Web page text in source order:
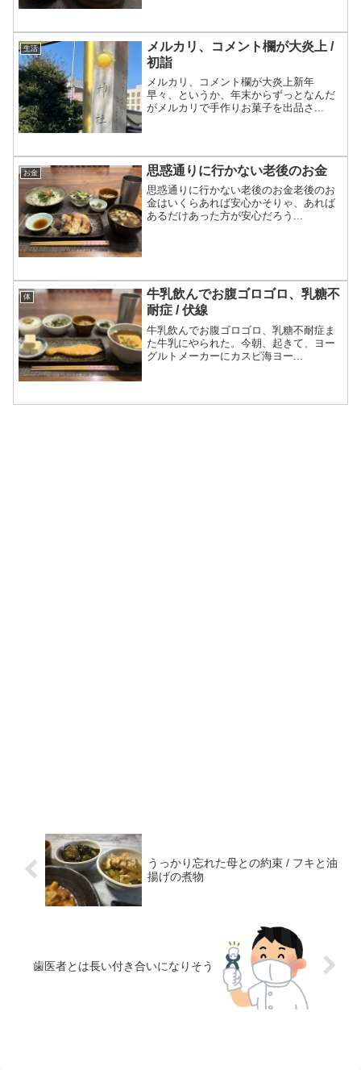
生活
メルカリ、コメント欄が大炎上 /
初詣
メルカリ、コメント欄が大炎上新年
早々、というか、年末からずっとなんだ
がメルカリで手作りお菓子を出品さ...
お金 思惑通りに行かない老後のお金
思惑通りに行かない老後のお金老後のお
金はいくらあれば安心かそりゃ、あれば
あるだけあった方が安心だろう...
体
牛乳飲んでお腹ゴロゴロ、乳糖不
耐症 / 伏線
牛乳飲んでお腹ゴロゴロ、乳糖不耐症ま
た牛乳にやられた。今朝、起きて、ヨー
グルトメーカーにカスピ海ヨー...
うっかり忘れた母との約束 / フキと油
揚げの煮物
歯医者とは長い付き合いになりそう